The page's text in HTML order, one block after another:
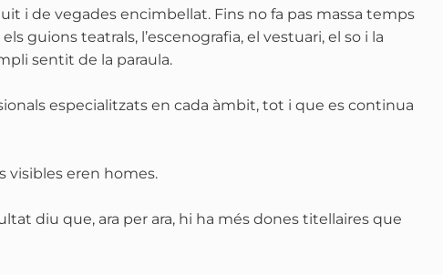
i de vegades encimbellat. Fins no fa pas massa temps
guions teatrals, l’escenografia, el vestuari, el so i la
sentit de la paraula.
especialitzats en cada àmbit, tot i que es continua
visibles eren homes.
diu que, ara per ara, hi ha més dones titellaires que